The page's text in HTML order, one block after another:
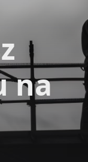
na